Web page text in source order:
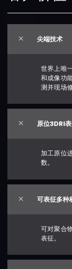
尖端技术
世界上唯
和成像功
测并现场
原位3DRI
加工原位
数。
可表征多种
可对聚合
表征。